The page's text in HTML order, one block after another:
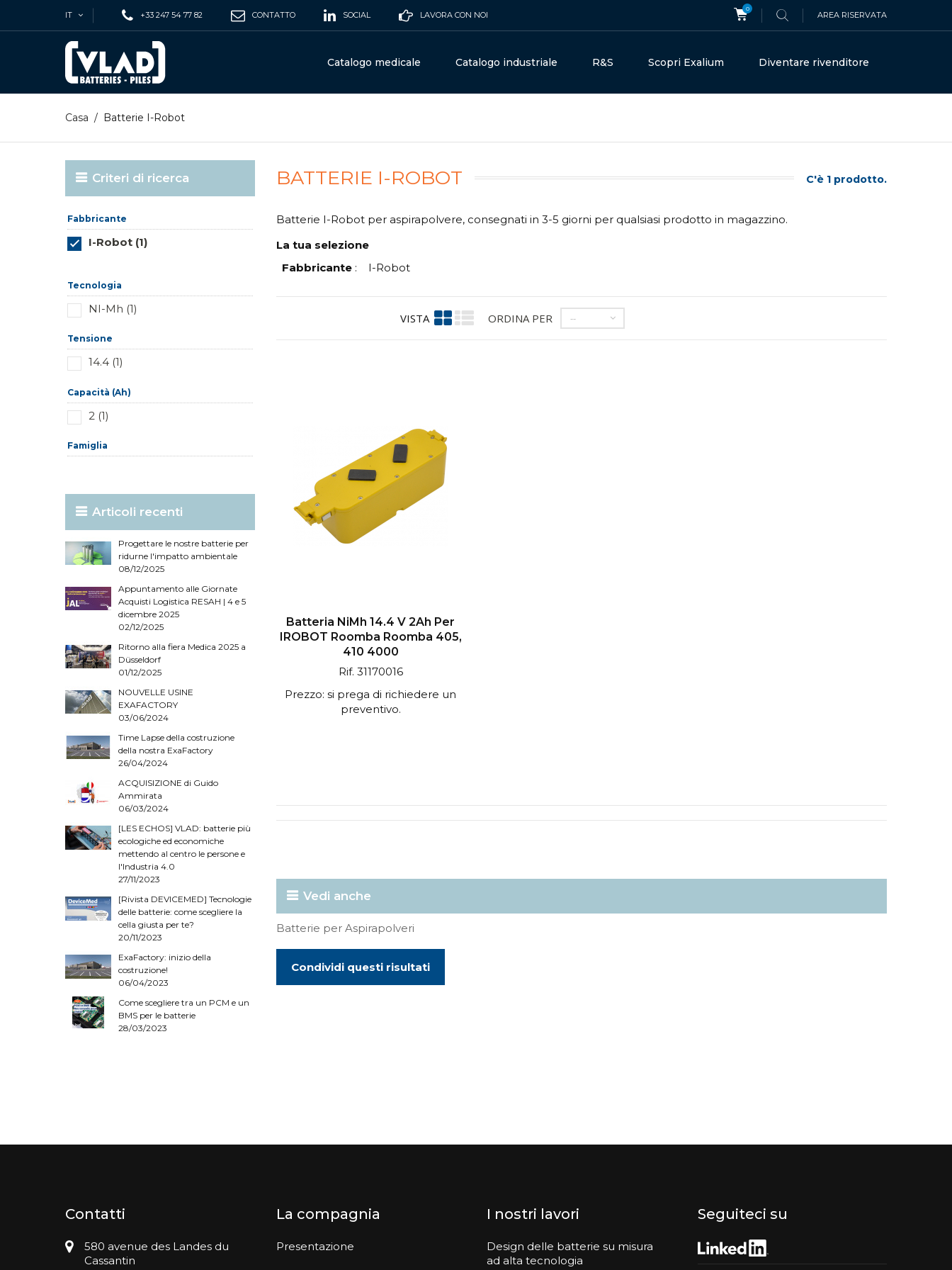
IT +33 247 54 77 82 CONTATTO SOCIAL LAVORA CON NOI
0
AREA RISERVATA
Catalogo medicale Catalogo industriale R&S Scopri Exalium Diventare rivenditore
Casa / Batterie I-Robot
Criteri di ricerca
Fabbricante
I-Robot (1)
Tecnologia
NI-Mh (1)
Tensione
14.4 (1)
Capacità (Ah)
2 (1)
Famiglia
Articoli recenti
Progettare le nostre batterie per
ridurne l'impatto ambientale
08/12/2025
Appuntamento alle Giornate
Acquisti Logistica RESAH | 4 e 5
dicembre 2025
02/12/2025
Ritorno alla fiera Medica 2025 a
Düsseldorf
01/12/2025
NOUVELLE USINE
EXAFACTORY
03/06/2024
Time Lapse della costruzione
della nostra ExaFactory
26/04/2024
ACQUISIZIONE di Guido
Ammirata
06/03/2024
[LES ECHOS] VLAD: batterie più
ecologiche ed economiche
mettendo al centro le persone e
l'Industria 4.0
27/11/2023
[Rivista DEVICEMED] Tecnologie
delle batterie: come scegliere la
cella giusta per te?
20/11/2023
ExaFactory: inizio della
costruzione!
06/04/2023
Come scegliere tra un PCM e un
BMS per le batterie
28/03/2023
BATTERIE I-ROBOT C'è 1 prodotto.
Batterie I-Robot per aspirapolvere, consegnati in 3-5 giorni per qualsiasi prodotto in magazzino.
La tua selezione
Fabbricante: I-Robot
VISTA ORDINA PER --
Batteria NiMh 14.4 V 2Ah Per
IROBOT Roomba Roomba 405,
410 4000
Rif. 31170016
Prezzo: si prega di richiedere un
preventivo.
Vedi anche
Batterie per Aspirapolveri
Condividi questi risultati
Contatti
580 avenue des Landes du
Cassantin
La compagnia
Presentazione
I nostri lavori
Design delle batterie su misura
ad alta tecnologia
Seguiteci su